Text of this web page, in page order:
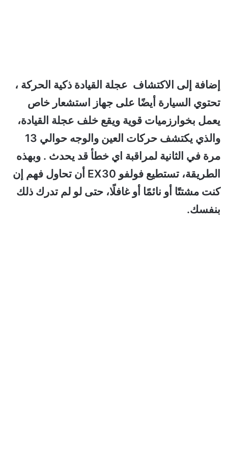
إضافة إلى الاكتشاف عجلة القيادة ذكية الحركة ،
تحتوي السيارة أيضًا على جهاز استشعار خاص
يعمل بخوارزميات قوية ويقع خلف عجلة القيادة،
والذي يكتشف حركات العين والوجه حوالي 13
مرة في الثانية لمراقبة اي خطأ قد يحدث . وبهذه
الطريقة، تستطيع فولفو EX30 أن تحاول فهم إن
كنت مشتتًا أو نائمًا أو غافلًا، حتى لو لم تدرك ذلك
بنفسك.